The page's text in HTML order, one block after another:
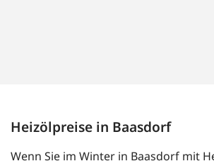
Heizölpreise in Baasdorf
Wenn Sie im Winter in Baasdorf mit